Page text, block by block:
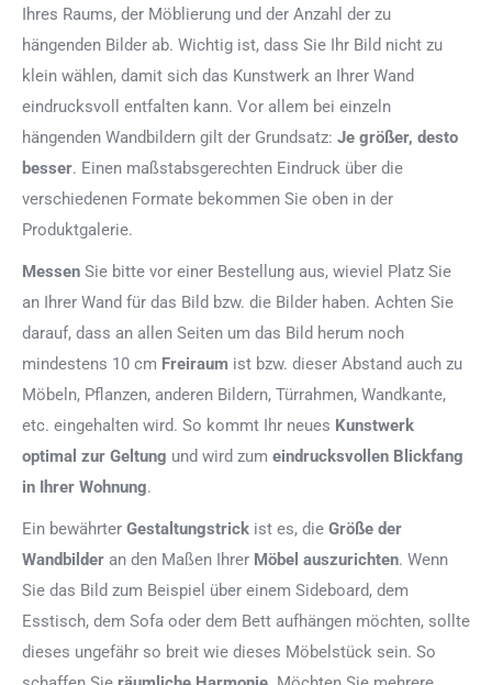
Ihres Raums, der Möblierung und der Anzahl der zu
hängenden Bilder ab. Wichtig ist, dass Sie Ihr Bild nicht zu
klein wählen, damit sich das Kunstwerk an Ihrer Wand
eindrucksvoll entfalten kann. Vor allem bei einzeln
hängenden Wandbildern gilt der Grundsatz: Je größer, desto
besser. Einen maßstabsgerechten Eindruck über die
verschiedenen Formate bekommen Sie oben in der
Produktgalerie.
Messen Sie bitte vor einer Bestellung aus, wieviel Platz Sie
an Ihrer Wand für das Bild bzw. die Bilder haben. Achten Sie
darauf, dass an allen Seiten um das Bild herum noch
mindestens 10 cm Freiraum ist bzw. dieser Abstand auch zu
Möbeln, Pflanzen, anderen Bildern, Türrahmen, Wandkante,
etc. eingehalten wird. So kommt Ihr neues Kunstwerk
optimal zur Geltung und wird zum eindrucksvollen Blickfang
in Ihrer Wohnung.
Ein bewährter Gestaltungstrick ist es, die Größe der
Wandbilder an den Maßen Ihrer Möbel auszurichten. Wenn
Sie das Bild zum Beispiel über einem Sideboard, dem
Esstisch, dem Sofa oder dem Bett aufhängen möchten, sollte
dieses ungefähr so breit wie dieses Möbelstück sein. So